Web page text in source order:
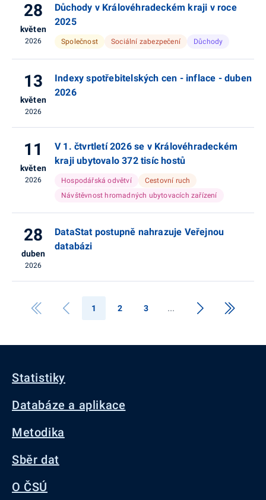
28
květen
2026
Důchody v Královéhradeckém kraji v roce
2025
Společnost Sociální zabezpečení Důchody
13
květen
2026
Indexy spotřebitelských cen - inflace - duben
2026
11
květen
2026
V 1. čtvrtletí 2026 se v Královéhradeckém
kraji ubytovalo 372 tisíc hostů
Hospodářská odvětví
Cestovní ruch
Návštěvnost hromadných ubytovacích zařízení
28
duben
2026
DataStat postupně nahrazuje Veřejnou
databázi
1 2 3
Statistiky
Databáze a aplikace
Metodika
Sběr dat
O ČSÚ